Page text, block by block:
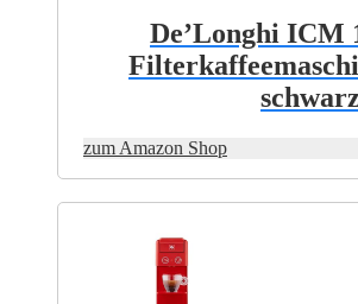
Produktseite
gewählt
De’Longhi ICM
schwarz
zum Amazon Shop